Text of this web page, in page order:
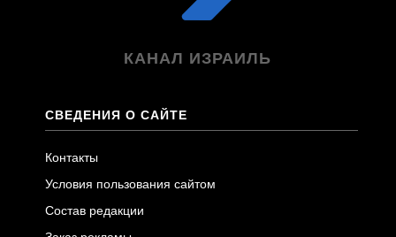
КАНАЛ ИЗРАИЛЬ
СВЕДЕНИЯ О САЙТЕ
Контакты
Условия пользования сайтом
Состав редакции